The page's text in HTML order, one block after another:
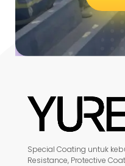
Special Coating untuk
Resistance, Protective